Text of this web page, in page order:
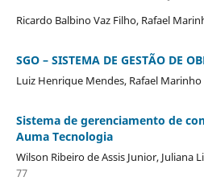
Ricardo Balbino Vaz Filho, Rafael
SGO – SISTEMA DE GESTÃO DE
Luiz Henrique Mendes, Rafael Marinho
Sistema de gerenciamento de
Auma Tecnologia
Wilson Ribeiro de Assis Junior, Juliana
77